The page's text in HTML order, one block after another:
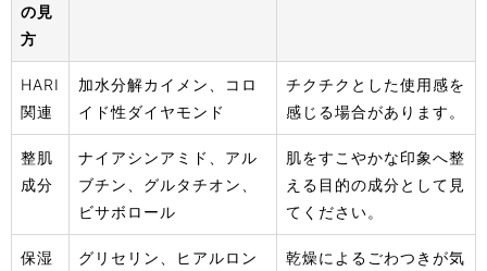
の見
方
HARI
関連
加水分解カイメン、コロ
イド性ダイヤモンド
チクチクとした使用感を
感じる場合があります。
整肌
成分
ナイアシンアミド、アル
ブチン、グルタチオン、
ビサボロール
肌をすこやかな印象へ整
える目的の成分として見
てください。
保湿
グリセリン、ヒアルロン
乾燥によるごわつきが気